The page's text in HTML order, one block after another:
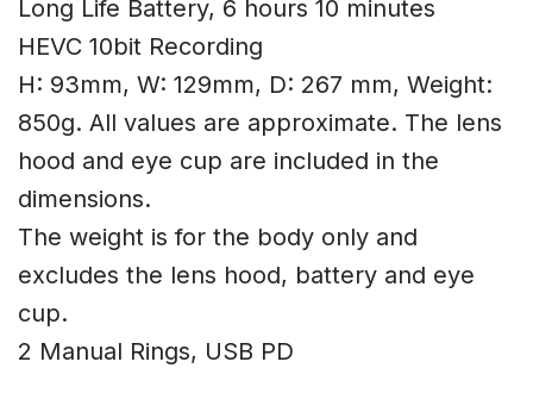
Long Life Battery, 6 hours 10 minutes
HEVC 10bit Recording
H: 93mm, W: 129mm, D: 267 mm, Weight:
850g. All values are approximate. The lens
hood and eye cup are included in the
dimensions.
The weight is for the body only and
excludes the lens hood, battery and eye
cup.
2 Manual Rings, USB PD